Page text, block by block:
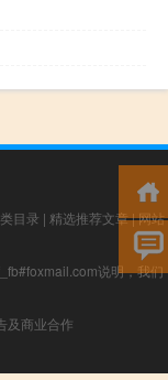
目录 | 精选推荐文章|网站
说明，我们
及商业合作